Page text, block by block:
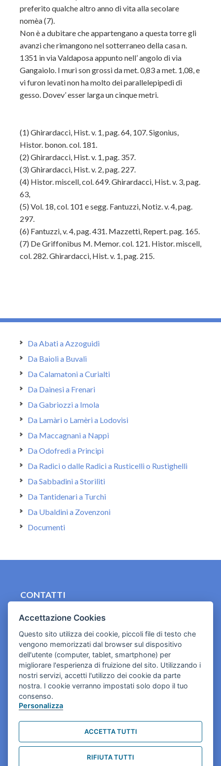
preferito qualche altro anno di vita alla secolare
nomèa (7).
Non è a dubitare che appartengano a questa torre gli
avanzi che rimangono nel sotterraneo della casa n.
1351 in via Valdaposa appunto nell’ angolo di via
Gangaiolo. I muri son grossi da met. 0,83 a met. 1,08, e
vi furon levati non ha molto dei parallelepipedi di
gesso. Dovev’ esser larga un cinque metri.
(1) Ghirardacci, Hist. v. 1, pag. 64, 107. Sigonius,
Histor. bonon. col. 181.
(2) Ghirardacci, Hist. v. 1, pag. 357.
(3) Ghirardacci, Hist. v. 2, pag. 227.
(4) Histor. miscell, col. 649. Ghirardacci, Hist. v. 3, pag.
63,
(5) Vol. 18, col. 101 e segg. Fantuzzi, Notiz. v. 4, pag.
297.
(6) Fantuzzi, v. 4, pag. 431. Mazzetti, Repert. pag. 165.
(7) De Griffonibus M. Memor. col. 121. Histor. miscell,
col. 282. Ghirardacci, Hist. v. 1, pag. 215.
Da Abati a Azzoguidi
Da Baioli a Buvali
Da Calamatoni a Curialti
Da Dainesi a Frenari
Da Gabriozzi a Imola
Da Lamàri o Lamèri a Lodovisi
Da Maccagnani a Nappi
Da Odofredi a Principi
Da Radici o dalle Radici a Rusticelli o Rustighelli
Da Sabbadini a Storiliti
Da Tantidenari a Turchi
Da Ubaldini a Zovenzoni
Documenti
CONTATTI
Cookies e informativa privacy
Accettazione Cookies
Questo sito utilizza dei cookie, piccoli file di testo che
vengono memorizzati dal browser sul dispositivo
dell'utente (computer, tablet, smartphone) per
migliorare l'esperienza di fruizione del sito. Utilizzando i
nostri servizi, accetti l'utilizzo dei cookie da parte
nostra. I cookie verranno impostati solo dopo il tuo
consenso.
Personalizza
ACCETTA TUTTI
RIFIUTA TUTTI